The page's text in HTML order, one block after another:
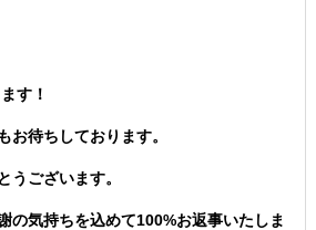
す！
お待ちしております。
うございます。
の気持ちを込めて100%お返事いたしま